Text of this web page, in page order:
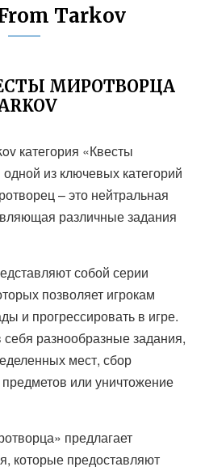
Tarkov
МИРОТВОРЦА
категория «Квесты
из ключевых категорий
– это нейтральная
различные задания
собой серии
позволяет игрокам
и прогрессировать в игре.
разнообразные задания,
мест, сбор
или уничтожение
предлагает
которые предоставляют